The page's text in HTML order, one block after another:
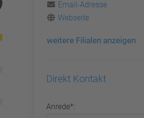
Email-Adresse
Webseite
weitere Filialen anzeigen
Direkt Kontakt
Anrede*: